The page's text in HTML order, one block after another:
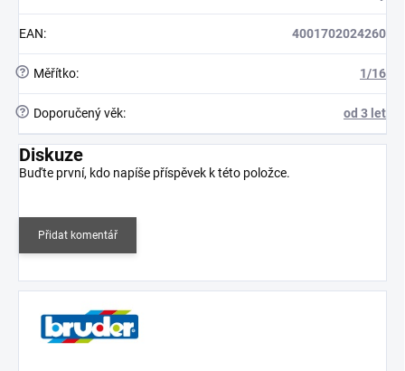
EAN: 4001702024260
? Měřítko: 1/16
? Doporučený věk: od 3 let
Diskuze
Buďte první, kdo napíše příspěvek k této položce.
Přidat komentář